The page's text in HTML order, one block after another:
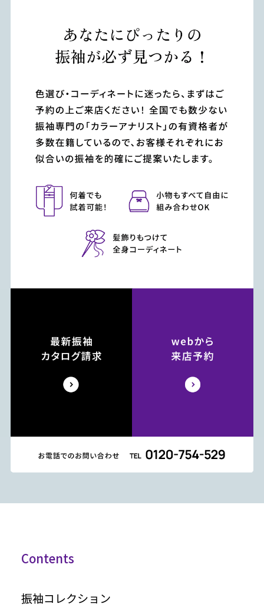
Contents
振袖コレクション